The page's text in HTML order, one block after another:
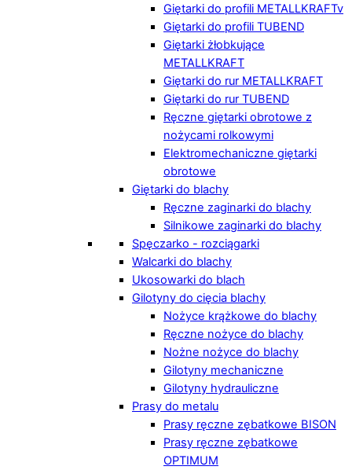
Giętarki do profili METALLKRAFTv
Giętarki do profili TUBEND
Giętarki żłobkujące
METALLKRAFT
Giętarki do rur METALLKRAFT
Giętarki do rur TUBEND
Ręczne giętarki obrotowe z
nożycami rolkowymi
Elektromechaniczne giętarki
obrotowe
Giętarki do blachy
Ręczne zaginarki do blachy
Silnikowe zaginarki do blachy
Spęczarko - rozciągarki
Walcarki do blachy
Ukosowarki do blach
Gilotyny do cięcia blachy
Nożyce krążkowe do blachy
Ręczne nożyce do blachy
Nożne nożyce do blachy
Gilotyny mechaniczne
Gilotyny hydrauliczne
Prasy do metalu
Prasy ręczne zębatkowe BISON
Prasy ręczne zębatkowe
OPTIMUM